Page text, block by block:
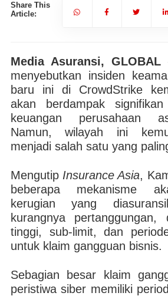
Share This
Article:
Media Asuransi, GLOBAL
menyebutkan insiden
baru ini di CrowdStrike
akan berdampak
keuangan perusahaan
Namun, wilayah ini
menjadi salah satu yang
Mengutip Insurance Asia,
beberapa mekanisme
kerugian yang
kurangnya pertanggungan,
tinggi, sub-limit, dan
untuk klaim gangguan bisnis.
Sebagian besar klaim
peristiwa siber memiliki